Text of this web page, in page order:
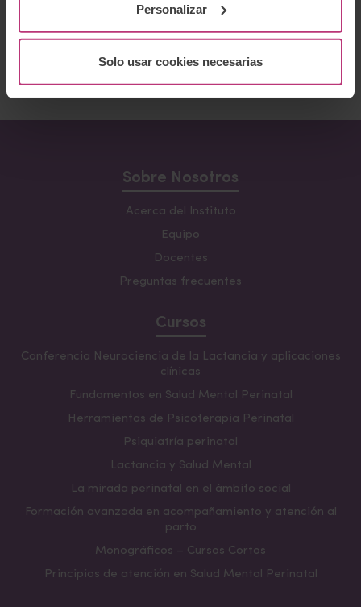
Personalizar
Solo usar cookies necesarias
Volver al listado
Sobre Nosotros
Acerca del Instituto
Equipo
Docentes
Preguntas frecuentes
Cursos
Conferencia Neurociencia de la Lactancia y aplicaciones
clínicas
Fundamentos en Salud Mental Perinatal
Herramientas de Psicoterapia Perinatal
Psiquiatría perinatal
Lactancia y Salud Mental
La mirada perinatal en el ámbito social
Formación avanzada en acompañamiento y atención al
parto
Monográficos – Cursos Cortos
Principios de atención en Salud Mental Perinatal